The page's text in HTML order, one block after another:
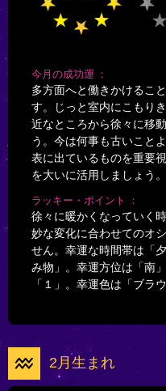
今月の成功運
多方面へと働きかけるこ
す。じっと室内にこもり
近なところから徐々に移
う。今は何事も古いこと
表に出ているものを重要
を大いに活用しましょう。
ラッキー・ポイント
徐々に暖かくなっていく
妙な変化に合わせてのオ
せん。幸運な時間帯は「
み物」。幸運方位は「南
「１」。幸運色は「ブラ
2月生まれ